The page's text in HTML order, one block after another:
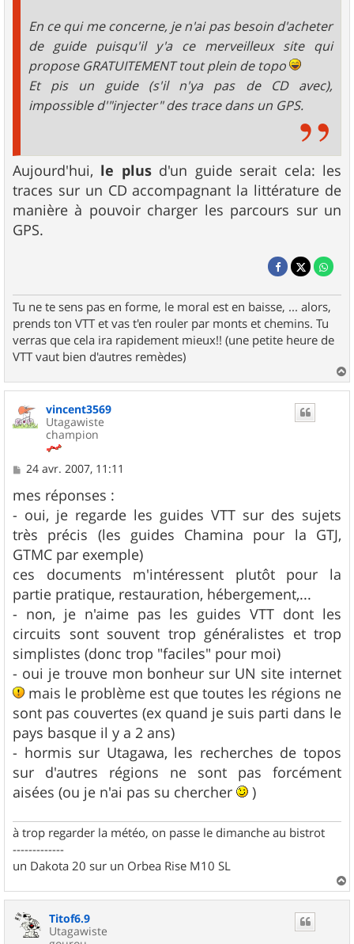
En ce qui me concerne, je n'ai pas besoin d'acheter
de guide puisqu'il y'a ce merveilleux site qui
propose GRATUITEMENT tout plein de topo
Et pis un guide (s'il n'ya pas de CD avec),
impossible d'"injecter" des trace dans un GPS.
Aujourd'hui, le plus d'un guide serait cela: les
traces sur un CD accompagnant la littérature de
manière à pouvoir charger les parcours sur un
GPS.
Tu ne te sens pas en forme, le moral est en baisse, ... alors,
prends ton VTT et vas t'en rouler par monts et chemins. Tu
verras que cela ira rapidement mieux!! (une petite heure de
VTT vaut bien d'autres remèdes)
a
u
vincent3569
Utagawiste
champion
M
s
s
a
g
e
24 avr. 2007, 11:11
mes réponses :
- oui, je regarde les guides VTT sur des sujets
très précis (les guides Chamina pour la GTJ,
GTMC par exemple)
ces documents m'intéressent plutôt pour la
partie pratique, restauration, hébergement,...
- non, je n'aime pas les guides VTT dont les
circuits sont souvent trop généralistes et trop
simplistes (donc trop "faciles" pour moi)
- oui je trouve mon bonheur sur UN site internet
mais le problème est que toutes les régions ne
sont pas couvertes (ex quand je suis parti dans le
pays basque il y a 2 ans)
- hormis sur Utagawa, les recherches de topos
sur d'autres régions ne sont pas forcément
aisées (ou je n'ai pas su chercher
)
à trop regarder la météo, on passe le dimanche au bistrot
-------------
un Dakota 20 sur un Orbea Rise M10 SL
a
Titof6.9
Utagawiste